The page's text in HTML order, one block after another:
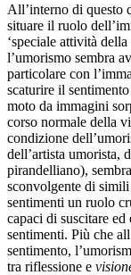
All’interno di questo
situare il ruolo
‘speciale attività
l’umorismo sembra
particolare con
scaturire il
moto da immagini
corso normale della
condizione
dell’artista umorista,
pirandelliano),
sconvolgente di
sentimenti un ruolo
capaci di suscitare
sentimenti. Più che
sentimento,
tra riflessione e